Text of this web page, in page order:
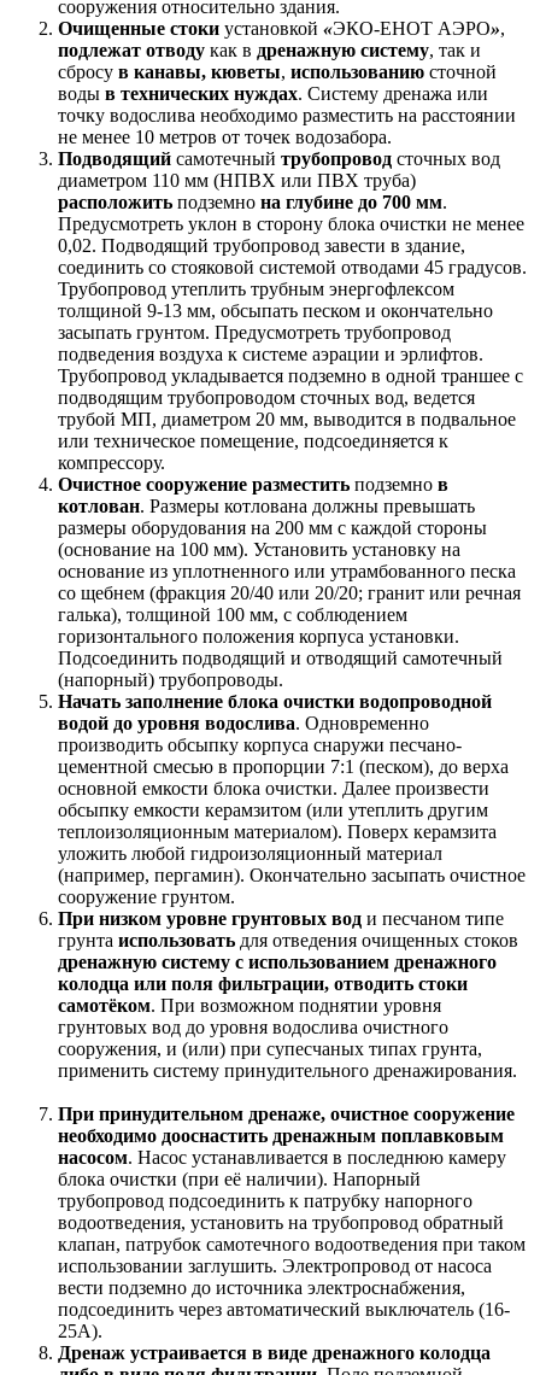
сооружения относительно здания.
Очищенные стоки установкой «ЭКО-ЕНОТ АЭРО»,
подлежат отводу как в дренажную систему, так и
сбросу в канавы, кюветы, использованию сточной
воды в технических нуждах. Систему дренажа или
точку водослива необходимо разместить на расстоянии
не менее 10 метров от точек водозабора.
Подводящий самотечный трубопровод сточных вод
диаметром 110 мм (НПВХ или ПВХ труба)
расположить подземно на глубине до 700 мм.
Предусмотреть уклон в сторону блока очистки не менее
0,02. Подводящий трубопровод завести в здание,
соединить со стояковой системой отводами 45 градусов.
Трубопровод утеплить трубным энергофлексом
толщиной 9-13 мм, обсыпать песком и окончательно
засыпать грунтом. Предусмотреть трубопровод
подведения воздуха к системе аэрации и эрлифтов.
Трубопровод укладывается подземно в одной траншее с
подводящим трубопроводом сточных вод, ведется
трубой МП, диаметром 20 мм, выводится в подвальное
или техническое помещение, подсоединяется к
компрессору.
Очистное сооружение разместить подземно в
котлован. Размеры котлована должны превышать
размеры оборудования на 200 мм с каждой стороны
(основание на 100 мм). Установить установку на
основание из уплотненного или утрамбованного песка
со щебнем (фракция 20/40 или 20/20; гранит или речная
галька), толщиной 100 мм, с соблюдением
горизонтального положения корпуса установки.
Подсоединить подводящий и отводящий самотечный
(напорный) трубопроводы.
Начать заполнение блока очистки водопроводной
водой до уровня водослива. Одновременно
производить обсыпку корпуса снаружи песчано-
цементной смесью в пропорции 7:1 (песком), до верха
основной емкости блока очистки. Далее произвести
обсыпку емкости керамзитом (или утеплить другим
теплоизоляционным материалом). Поверх керамзита
уложить любой гидроизоляционный материал
(например, пергамин). Окончательно засыпать очистное
сооружение грунтом.
При низком уровне грунтовых вод и песчаном типе
грунта использовать для отведения очищенных стоков
дренажную систему с использованием дренажного
колодца или поля фильтрации, отводить стоки
самотёком. При возможном поднятии уровня
грунтовых вод до уровня водослива очистного
сооружения, и (или) при супесчаных типах грунта,
применить систему принудительного дренажирования.
При принудительном дренаже, очистное сооружение
необходимо дооснастить дренажным поплавковым
насосом. Насос устанавливается в последнюю камеру
блока очистки (при её наличии). Напорный
трубопровод подсоединить к патрубку напорного
водоотведения, установить на трубопровод обратный
клапан, патрубок самотечного водоотведения при таком
использовании заглушить. Электропровод от насоса
вести подземно до источника электроснабжения,
подсоединить через автоматический выключатель (16-
25А).
Дренаж устраивается в виде дренажного колодца